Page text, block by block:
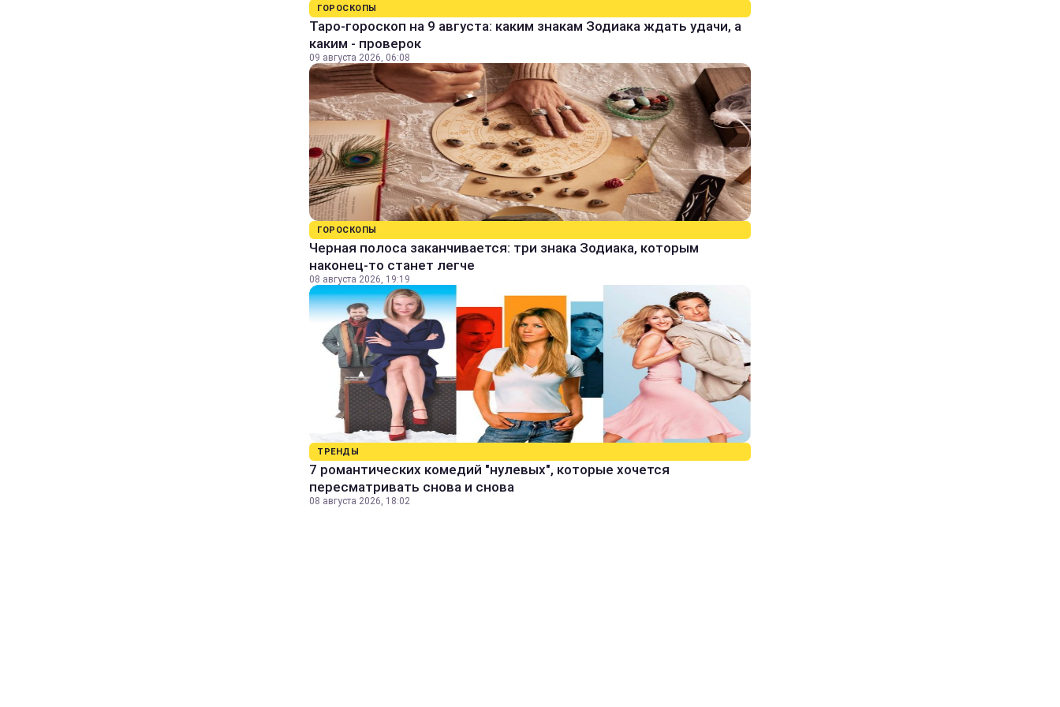
ГОРОСКОПЫ
Таро-гороскоп на 9 августа: каким знакам Зодиака ждать удачи, а
каким - проверок
09 августа 2026, 06:08
ГОРОСКОПЫ
Черная полоса заканчивается: три знака Зодиака, которым
наконец-то станет легче
08 августа 2026, 19:19
ТРЕНДЫ
7 романтических комедий "нулевых", которые хочется
пересматривать снова и снова
08 августа 2026, 18:02